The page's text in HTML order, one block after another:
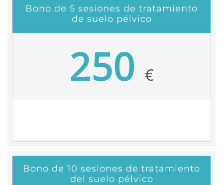
Bono de 5 sesiones de tratamiento
de suelo pélvico
250 €
Bono de 10 sesiones de tratamiento
del suelo pélvico